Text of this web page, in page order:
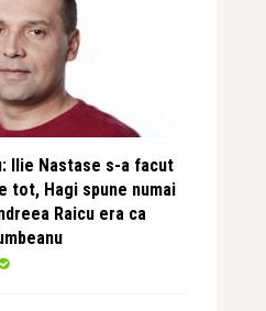
Ilie Nastase s-a facut
tot, Hagi spune numai
Raicu era ca